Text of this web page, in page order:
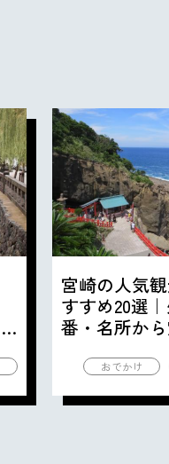
宮崎の人気
すすめ20選
番・名所か
おでかけ